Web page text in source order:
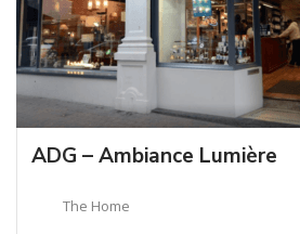
ADG – Ambiance Lumière
The Home